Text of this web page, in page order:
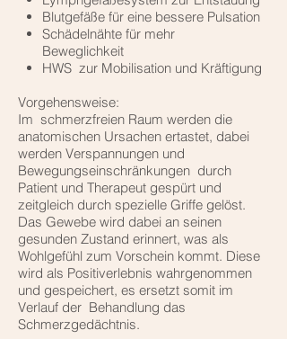
Blutgefäße für eine bessere Pulsation
Schädelnähte für mehr
Beweglichkeit
HWS zur Mobilisation und Kräftigung
Vorgehensweise:
Im schmerzfreien Raum werden die
anatomischen Ursachen ertastet, dabei
werden Verspannungen und
Bewegungseinschränkungen durch
Patient und Therapeut gespürt und
zeitgleich durch spezielle Griffe gelöst.
Das Gewebe wird dabei an seinen
gesunden Zustand erinnert, was als
Wohlgefühl zum Vorschein kommt. Diese
wird als Positiverlebnis wahrgenommen
und gespeichert, es ersetzt somit im
Verlauf der Behandlung das
Schmerzgedächtnis.